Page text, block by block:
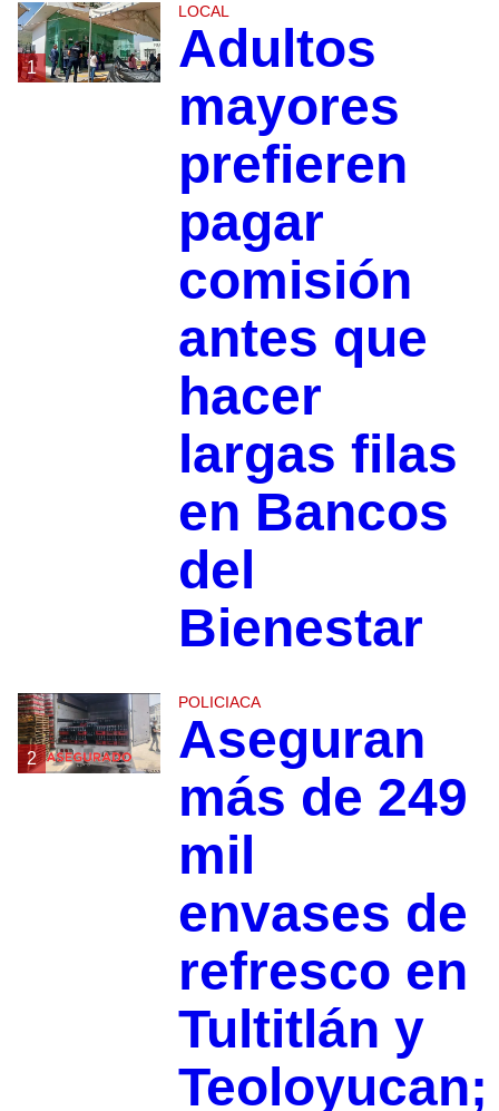
1
LOCAL
Adultos
mayores
prefieren
pagar
comisión
antes que
hacer
largas filas
en Bancos
del
Bienestar
2
POLICIACA
Aseguran
más de 249
mil
envases de
refresco en
Tultitlán y
Teoloyucan;